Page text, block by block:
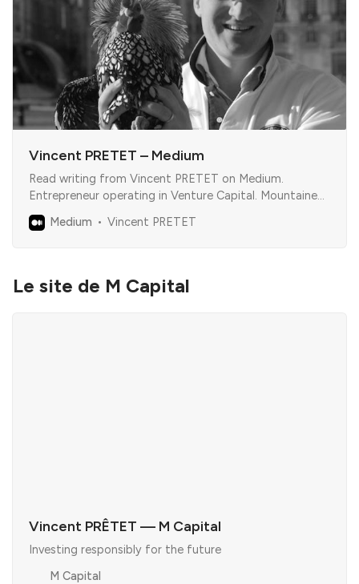
Vincent PRETET – Medium
Read writing from Vincent PRETET on Medium.
Entrepreneur operating in Venture Capital. Mountaineer.
Photograph. TechCompanies Wizard. #data #deeptech
#human capital #playtoyourstrengths.
Medium Vincent PRETET
Le site de M Capital
Vincent PRÊTET — M Capital
Investing responsibly for the future
M Capital